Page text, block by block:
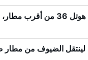
ما مدى قرب ديزاين هوتل 36 من أقرب
الضيوف من مطار